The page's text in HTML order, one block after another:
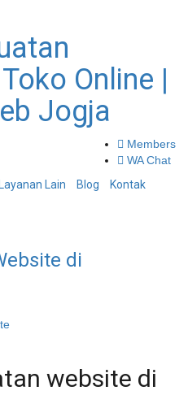
Members
WA Chat
Layanan Lain Blog
Kontak
di
website di